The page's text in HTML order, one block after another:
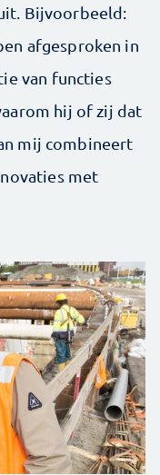
Bijvoorbeeld:
afgesproken in
van functies
hij of zij dat
mij combineert
met